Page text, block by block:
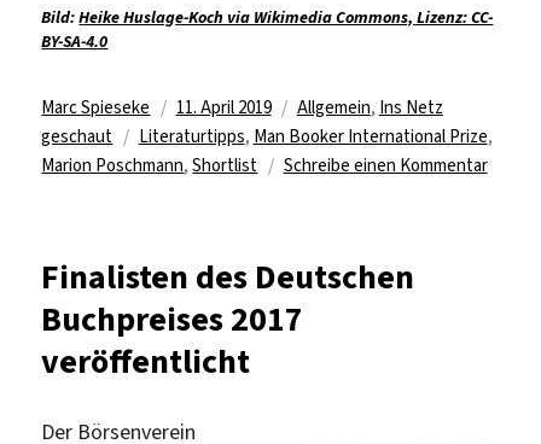
Bild:Heike Huslage-Koch via Wikimedia Commons, Lizenz: CC-
BY-SA-4.0
Autor
Marc Spieseke
Veröffentlicht
am
11. April 2019 Kategorien
Allgemein, Ins Netz
geschaut
Schlagwörter
Literaturtipps, Man Booker International Prize,
Marion Poschmann,Shortlist Schreibe einen Kommentarzu
Finalisten des Deutschen
Buchpreises 2017
veröffentlicht
Der Börsenverein